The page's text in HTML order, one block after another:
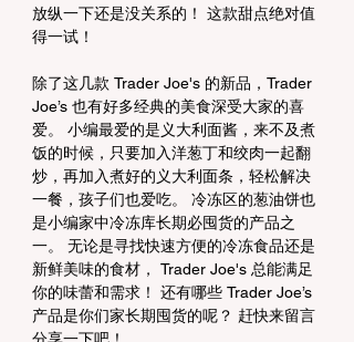
放纵一下还是没关系的！ 这款甜点绝对值
得一试！
除了这几款 Trader Joe's 的新品，Trader
Joe’s 也有好多经典的美食深受大家的喜
爱。 小编最爱的是义大利面酱，来不及煮
饭的时候，只要加入洋葱丁和绞肉一起翻
炒，再加入煮好的义大利面条，轻松解决
一餐，孩子们也爱吃。 冷冻区的葱油饼也
是小编家中冷冻库长期必囤货的产品之
一。 无论是寻找快速方便的冷冻食品还是
新鲜美味的食材， Trader Joe's 总能满足
你的味蕾和需求！ 还有哪些 Trader Joe’s
产品是你们家长期囤货的呢？ 赶快来留言